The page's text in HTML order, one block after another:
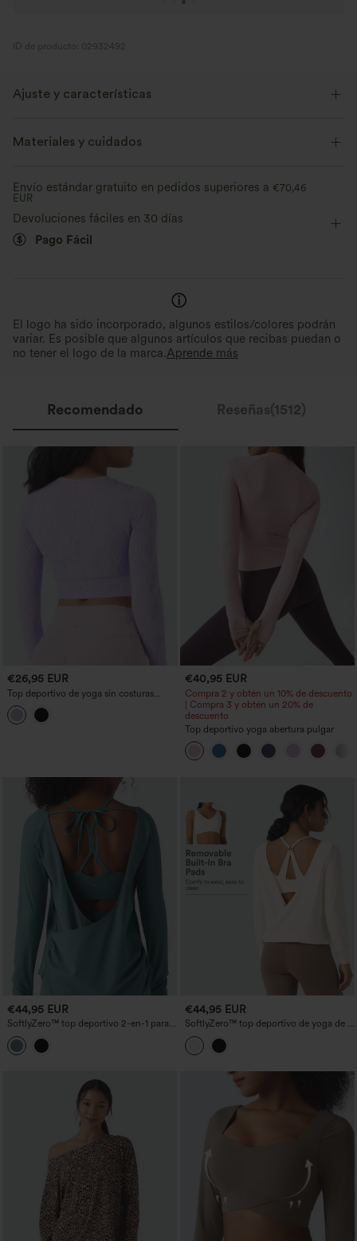
ID de producto: 02932492
Ajuste y características
Corte holgado Sujetador integrado
Manga larga
Materiales y cuidados
Envío estándar gratuito en pedidos superiores a €70,46
EUR
Devoluciones fáciles en 30 días
Pago Fácil
El logo ha sido incorporado, algunos estilos/colores podrán
variar. Es posible que algunos artículos que recibas puedan o
no tener el logo de la marca.Aprende más
Recomendado Reseñas(1512)
€26,95 EUR
Top deportivo de yoga sin costuras
Flow-Jacquard, cropped de manga
larga y ceñido al cuerpo
€40,95 EUR
Compra 2 y obtén un 10% de descuento
| Compra 3 y obtén un 20% de
descuento
Top deportivo yoga abertura pulgar
€44,95 EUR
SoftlyZero™ top deportivo 2-en-1 para
yoga, ligero y transpirable, sin espalda,
cruzado, de manga larga con orificios
para el pulgar, fruncido y dobladillo
€44,95 EUR
SoftlyZero™ top deportivo de yoga de 2
piezas, ligero, con apertura en la espalda